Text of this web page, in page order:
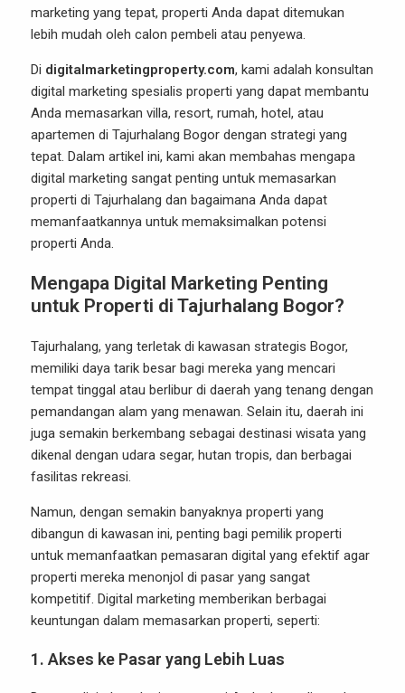
marketing yang tepat, properti Anda dapat ditemukan
lebih mudah oleh calon pembeli atau penyewa.
Di digitalmarketingproperty.com, kami adalah konsultan
digital marketing spesialis properti yang dapat membantu
Anda memasarkan villa, resort, rumah, hotel, atau
apartemen di Tajurhalang Bogor dengan strategi yang
tepat. Dalam artikel ini, kami akan membahas mengapa
digital marketing sangat penting untuk memasarkan
properti di Tajurhalang dan bagaimana Anda dapat
memanfaatkannya untuk memaksimalkan potensi
properti Anda.
Mengapa Digital Marketing Penting
untuk Properti di Tajurhalang Bogor?
Tajurhalang, yang terletak di kawasan strategis Bogor,
memiliki daya tarik besar bagi mereka yang mencari
tempat tinggal atau berlibur di daerah yang tenang dengan
pemandangan alam yang menawan. Selain itu, daerah ini
juga semakin berkembang sebagai destinasi wisata yang
dikenal dengan udara segar, hutan tropis, dan berbagai
fasilitas rekreasi.
Namun, dengan semakin banyaknya properti yang
dibangun di kawasan ini, penting bagi pemilik properti
untuk memanfaatkan pemasaran digital yang efektif agar
properti mereka menonjol di pasar yang sangat
kompetitif. Digital marketing memberikan berbagai
keuntungan dalam memasarkan properti, seperti:
1. Akses ke Pasar yang Lebih Luas